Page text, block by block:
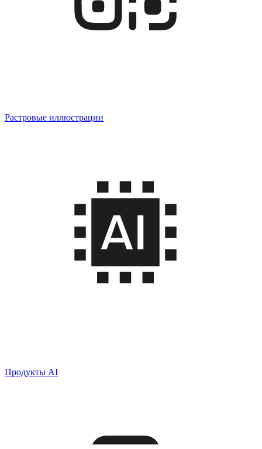
Растровые иллюстрации
Продукты AI